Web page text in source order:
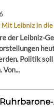
Mit Leibniz in
der Leibniz-
Politik
Von...